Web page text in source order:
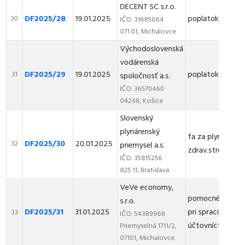
30 DF2025/28 19.01.2025
DECENT SC s.r.o.
IČO: 31685064
071 01, Michalovce
poplatok
31 DF2025/29 19.01.2025
Východoslovenská
vodárenská
spoločnosť a.s.
IČO: 36570460
04248, Košice
poplatok
32 DF2025/30 20.01.2025
Slovenský
plynárenský
priemysel a.s.
IČO: 35815256
825 11, Bratislava
fa za plyn
33 DF2025/31 31.01.2025
VeVe economy,
s.r.o.
IČO: 54389968
Priemyselná 1711/2,
07101, Michalovce
pomocné
pri